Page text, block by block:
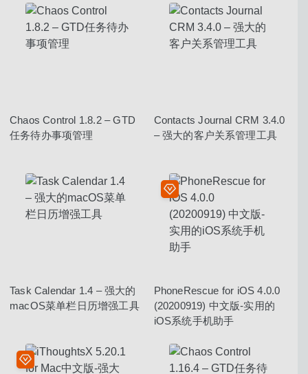
Chaos Control 1.8.2 – GTD
任务待办事项管理
Contacts Journal CRM 3.4.0
– 强大的客户关系管理工具
Task Calendar 1.4 – 强大的
macOS菜单栏日历增强工具
PhoneRescue for iOS 4.0.0
(20200919) 中文版-实用的
iOS系统手机助手